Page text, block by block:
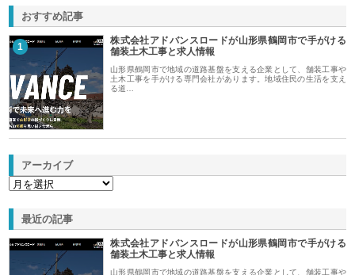
おすすめ記事
1
株式会社アドバンスロードが山形県鶴岡市で手がける
舗装土木工事と求人情報
山形県鶴岡市で地域の道路基盤を支える企業として、舗装工事や
土木工事を手がける専門会社があります。地域住民の生活を支え
る道…
アーカイブ
最近の記事
株式会社アドバンスロードが山形県鶴岡市で手がける
舗装土木工事と求人情報
山形県鶴岡市で地域の道路基盤を支える企業として、舗装工事や